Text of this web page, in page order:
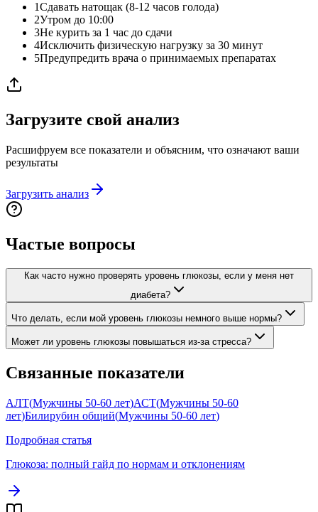
1Сдавать натощак (8-12 часов голода)
2Утром до 10:00
3Не курить за 1 час до сдачи
4Исключить физическую нагрузку за 30 минут
5Предупредить врача о принимаемых препаратах
Загрузите свой анализ
Расшифруем все показатели и объясним, что означают ваши
результаты
Загрузить анализ
Частые вопросы
Как часто нужно проверять уровень глюкозы, если у меня нет
диабета?
Что делать, если мой уровень глюкозы немного выше нормы?
Может ли уровень глюкозы повышаться из-за стресса?
Связанные показатели
АЛТ(Мужчины 50-60 лет)АСТ(Мужчины 50-60
лет)Билирубин общий(Мужчины 50-60 лет)
Подробная статья
Глюкоза: полный гайд по нормам и отклонениям